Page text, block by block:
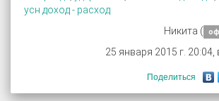
усн доход - расход
Никита (
25 января 2015 г.
Поделиться